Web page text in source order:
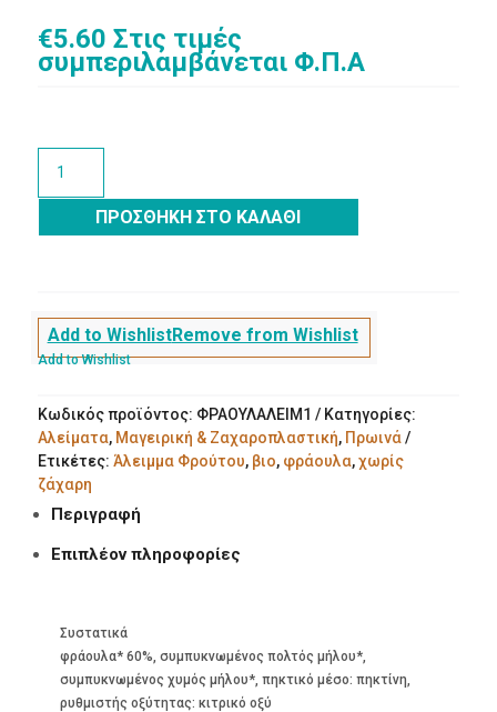
€5.60 Στις τιμές
συμπεριλαμβάνεται Φ.Π.Α
Άλειμμα
Φρούτου
ΠΡΟΣΘΉΚΗ ΣΤΟ ΚΑΛΆΘΙ
Add to WishlistRemove from Wishlist
Add to Wishlist
Κωδικός προϊόντος: ΦΡΑΟΥΛΑΛΕΙΜ1
Κατηγορίες:
Αλείματα, Μαγειρική & Ζαχαροπλαστική, Πρωινά
Ετικέτες: Άλειμμα Φρούτου, βιο, φράουλα,χωρίς
ζάχαρη
Περιγραφή
Επιπλέον πληροφορίες
Συστατικά
φράουλα* 60%, συμπυκνωμένος πολτός μήλου*,
συμπυκνωμένος χυμός μήλου*, πηκτικό μέσο: πηκτίνη,
ρυθμιστής οξύτητας: κιτρικό οξύ